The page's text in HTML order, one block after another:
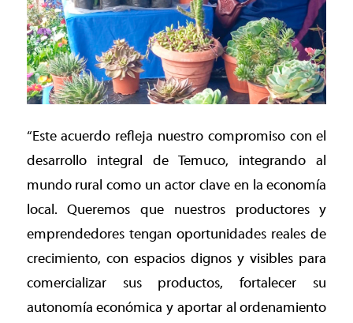
“Este acuerdo refleja nuestro compromiso con el
desarrollo integral de Temuco, integrando al
mundo rural como un actor clave en la economía
local. Queremos que nuestros productores y
emprendedores tengan oportunidades reales de
crecimiento, con espacios dignos y visibles para
comercializar sus productos, fortalecer su
autonomía económica y aportar al ordenamiento